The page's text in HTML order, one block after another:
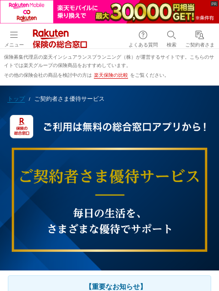
メニュー よくある質問 検索 ご契約者さま
保険募集代理店の楽天インシュアランスプランニング（株）が運営するサイトです。こちらのサ
イトでは楽天グループの保険商品をおすすめしています。
その他の保険会社の商品を検討中の方は 楽天保険の比較 をご覧ください。
トップ ご契約者さま優待サービス
【重要なお知らせ】